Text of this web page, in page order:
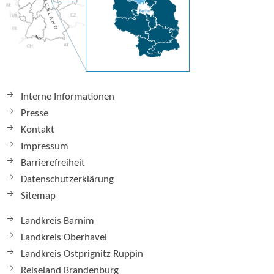
Interne Informationen
Presse
Kontakt
Impressum
Barrierefreiheit
Datenschutzerklärung
Sitemap
Landkreis Barnim
Landkreis Oberhavel
Landkreis Ostprignitz Ruppin
Reiseland Brandenburg